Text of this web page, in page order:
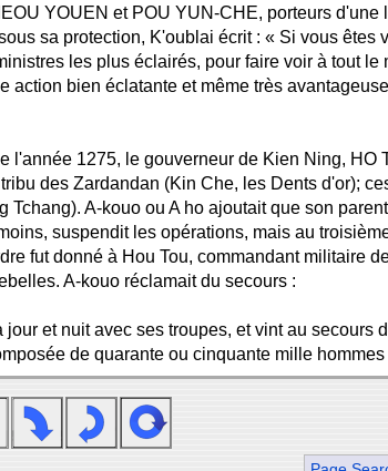
YOUEN et POU YUN-CHE, porteurs
sa protection, K'oublai écrit : « Si vous
les plus éclairés, pour faire voir à tout
action bien éclatante et même très
l'année 1275, le gouverneur de Kien Ning,
des Zardandan (Kin Che, les Dents d'or);
Tchang). A-kouo ou A ho ajoutait que son
suspendit les opérations, mais au
fut donné à Hou Tou, commandant militaire
A-kouo réclamait du secours :
jour et nuit avec ses troupes, et vint au
de quarante ou cinquante mille